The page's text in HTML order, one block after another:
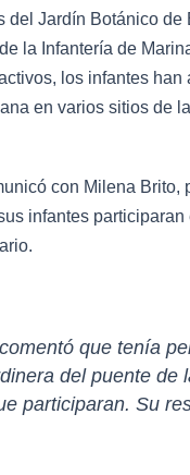
del Jardín Botánico
la Infantería de
los infantes
en varios sitios de
con Milena
infantes
que tenía
del puente de
participaran. Su